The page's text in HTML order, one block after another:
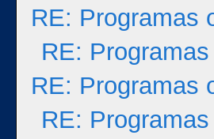
RE: Programas
RE:
RE: Programas
RE: